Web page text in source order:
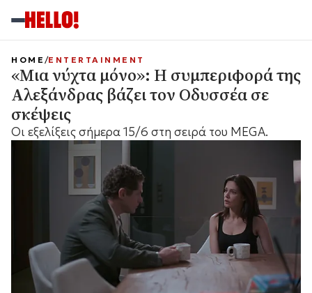
HOME ENTERTAINMENT
«Μια νύχτα μόνο»: Η συμπεριφορά της
Αλεξάνδρας βάζει τον Οδυσσέα σε
σκέψεις
Οι εξελίξεις σήμερα 15/6 στη σειρά του MEGA.